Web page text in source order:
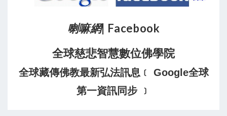
喇嘛網| Facebook
全球慈悲智慧數位佛學院
全球藏傳佛教最新弘法訊息﹝ Google全球
第一資訊同步 ﹞